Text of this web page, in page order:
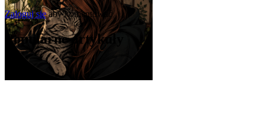
Zaloguj sięaby komentować
Popularne artykuły